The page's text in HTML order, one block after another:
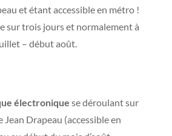
et étant accessible en métro !
sur trois jours et normalement à
– début août.
électronique se déroulant sur
Jean Drapeau (accessible en